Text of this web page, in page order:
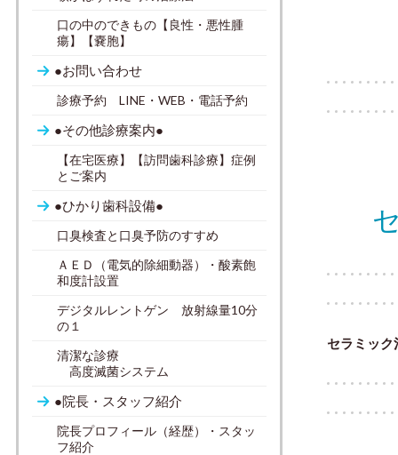
セラミッ
口の中のできもの【良性・悪性腫
瘍】【嚢胞】
●お問い合わせ
診療予約 LINE・WEB・電話予約
●その他診療案内●
【在宅医療】【訪問歯科診療】症例
とご案内
●ひかり歯科設備●
口臭検査と口臭予防のすすめ
ＡＥＤ（電気的除細動器）・酸素飽
和度計設置
デジタルレントゲン 放射線量10分
の１
清潔な診療
高度滅菌システム
●院長・スタッフ紹介
院長プロフィール（経歴）・スタッ
フ紹介